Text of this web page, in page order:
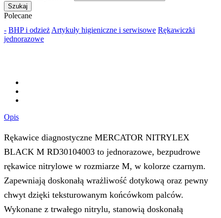
Szukaj
Polecane
- BHP i odzież Artykuły higieniczne i serwisowe Rękawiczki
jednorazowe
Opis
Rękawice diagnostyczne MERCATOR NITRYLEX
BLACK M RD30104003 to jednorazowe, bezpudrowe
rękawice nitrylowe w rozmiarze M, w kolorze czarnym.
Zapewniają doskonałą wrażliwość dotykową oraz pewny
chwyt dzięki teksturowanym końcówkom palców.
Wykonane z trwałego nitrylu, stanowią doskonałą